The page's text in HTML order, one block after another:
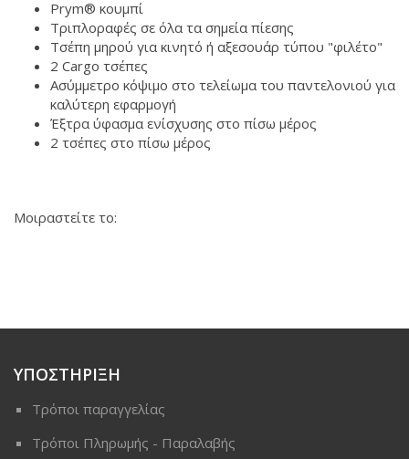
Prym® κουμπί
Τριπλοραφές σε όλα τα σημεία πίεσης
Τσέπη μηρού για κινητό ή αξεσουάρ τύπου "φιλέτο"
2 Cargo τσέπες
Ασύμμετρο κόψιμο στο τελείωμα του παντελονιού για
καλύτερη εφαρμογή
Έξτρα ύφασμα ενίσχυσης στο πίσω μέρος
2 τσέπες στο πίσω μέρος
Μοιραστείτε το:
ΥΠΟΣΤΗΡΙΞΗ
Τρόποι παραγγελίας
Τρόποι Πληρωμής - Παραλαβής